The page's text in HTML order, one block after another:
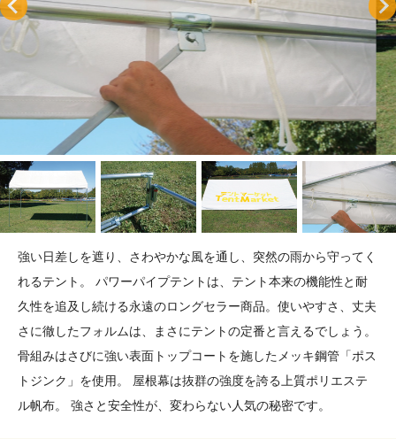
強い日差しを遮り、さわやかな風を通し、突然の雨から守ってく
れるテント。 パワーパイプテントは、テント本来の機能性と耐
久性を追及し続ける永遠のロングセラー商品。使いやすさ、丈夫
さに徹したフォルムは、まさにテントの定番と言えるでしょう。
骨組みはさびに強い表面トップコートを施したメッキ鋼管「ポス
トジンク」を使用。 屋根幕は抜群の強度を誇る上質ポリエステ
ル帆布。 強さと安全性が、変わらない人気の秘密です。